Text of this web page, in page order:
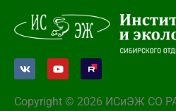
Copyright © 2026 ИСиЭЖ СО